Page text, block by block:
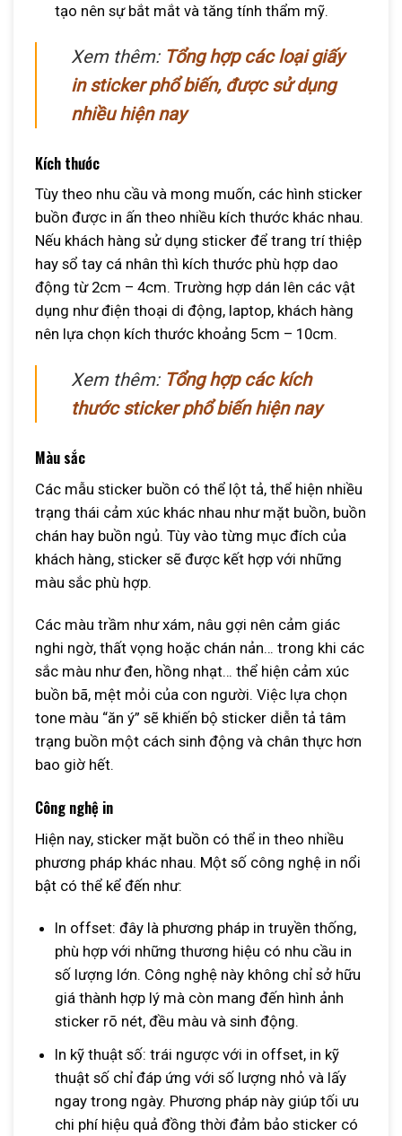
tạo nên sự bắt mắt và tăng tính thẩm mỹ.
Xem thêm: Tổng hợp các loại giấy
in sticker phổ biến, được sử dụng
nhiều hiện nay
Kích thước
Tùy theo nhu cầu và mong muốn, các hình sticker
buồn được in ấn theo nhiều kích thước khác nhau.
Nếu khách hàng sử dụng sticker để trang trí thiệp
hay sổ tay cá nhân thì kích thước phù hợp dao
động từ 2cm – 4cm. Trường hợp dán lên các vật
dụng như điện thoại di động, laptop, khách hàng
nên lựa chọn kích thước khoảng 5cm – 10cm.
Xem thêm: Tổng hợp các kích
thước sticker phổ biến hiện nay
Màu sắc
Các mẫu sticker buồn có thể lột tả, thể hiện nhiều
trạng thái cảm xúc khác nhau như mặt buồn, buồn
chán hay buồn ngủ. Tùy vào từng mục đích của
khách hàng, sticker sẽ được kết hợp với những
màu sắc phù hợp.
Các màu trầm như xám, nâu gợi nên cảm giác
nghi ngờ, thất vọng hoặc chán nản… trong khi các
sắc màu như đen, hồng nhạt… thể hiện cảm xúc
buồn bã, mệt mỏi của con người. Việc lựa chọn
tone màu “ăn ý” sẽ khiến bộ sticker diễn tả tâm
trạng buồn một cách sinh động và chân thực hơn
bao giờ hết.
Công nghệ in
Hiện nay, sticker mặt buồn có thể in theo nhiều
phương pháp khác nhau. Một số công nghệ in nổi
bật có thể kể đến như:
In offset: đây là phương pháp in truyền thống,
phù hợp với những thương hiệu có nhu cầu in
số lượng lớn. Công nghệ này không chỉ sở hữu
giá thành hợp lý mà còn mang đến hình ảnh
sticker rõ nét, đều màu và sinh động.
In kỹ thuật số: trái ngược với in offset, in kỹ
thuật số chỉ đáp ứng với số lượng nhỏ và lấy
ngay trong ngày. Phương pháp này giúp tối ưu
chi phí hiệu quả đồng thời đảm bảo sticker có